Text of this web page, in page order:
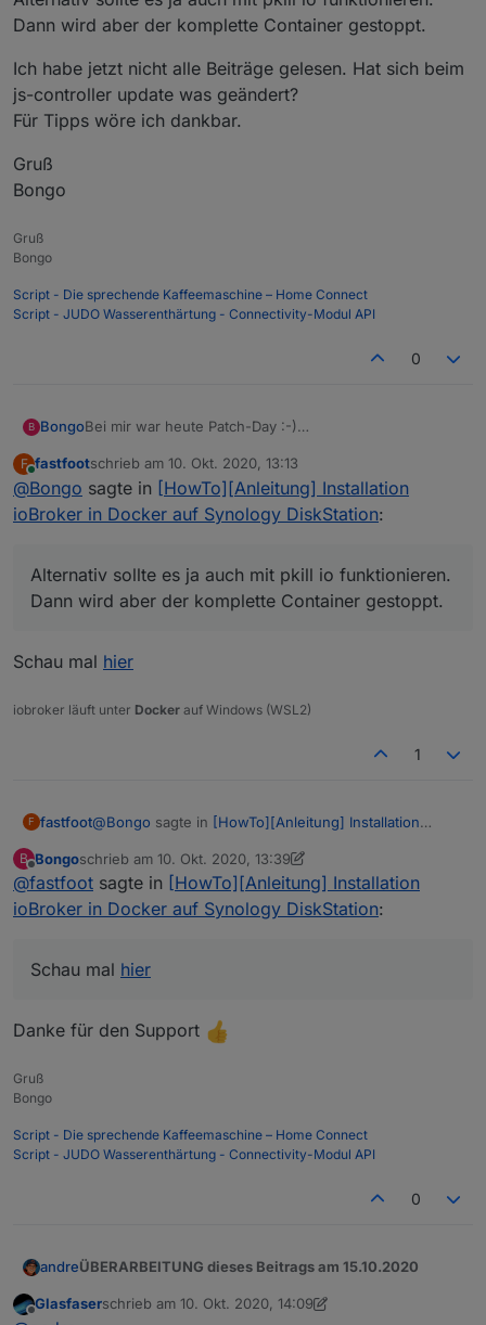
Dann wird aber der komplette Container gestoppt.
Ich habe jetzt nicht alle Beiträge gelesen. Hat sich beim
js-controller update was geändert?
Für Tipps wöre ich dankbar.
Gruß
Bongo
Gruß
Bongo
Script - Die sprechende Kaffeemaschine – Home Connect
Script - JUDO Wasserenthärtung - Connectivity-Modul API
0
B BongoBei mir war heute Patch-Day :-)
Dann den Docker Container mit Re-Create auf ich
glaube 5.0 gebracht.
So weit läuft alles.
Jetzt wollte ich noch den js-controller 2.2.9 updaten.
in der console stop iobrocker kommt:
"iobroker controller daemon is not running"
Läuft aber.
Alternativ sollte es ja auch mit pkill io funktionieren.
js-controller update was geändert?
Für Tipps wöre ich dankbar.
Gruß
F
Online
fastfootschrieb am 10. Okt. 2020, 13:13
zuletzt editiert von
@Bongo sagte in [HowTo][Anleitung] Installation
ioBroker in Docker auf Synology DiskStation:
Alternativ sollte es ja auch mit pkill io funktionieren.
Dann wird aber der komplette Container gestoppt.
Schau mal hier
iobroker läuft unter Docker auf Windows (WSL2)
1
F fastfoot@Bongo sagte in [HowTo][Anleitung] Installation
Alternativ sollte es ja auch mit pkill io
funktionieren. Dann wird aber der komplette
Container gestoppt.
Schau malhier
B
Offline
Bongoschrieb am 10. Okt. 2020, 13:39
zuletzt editiert von Bongo 10. Okt. 2020, 15:39
@fastfoot sagte in [HowTo][Anleitung] Installation
ioBroker in Docker auf Synology DiskStation:
Schau mal hier
Danke für den Support
Gruß
Bongo
Script - Die sprechende Kaffeemaschine – Home Connect
Script - JUDO Wasserenthärtung - Connectivity-Modul API
0
andreÜBERARBEITUNG dieses Beitrags am 15.10.2020
Es ist viel Wasser die Elbe hinab geflossen und auch der
Offline
Glasfaserschrieb am 10. Okt. 2020, 14:09
zuletzt editiert von Glasfaser10. Okt. 2020, 16:16